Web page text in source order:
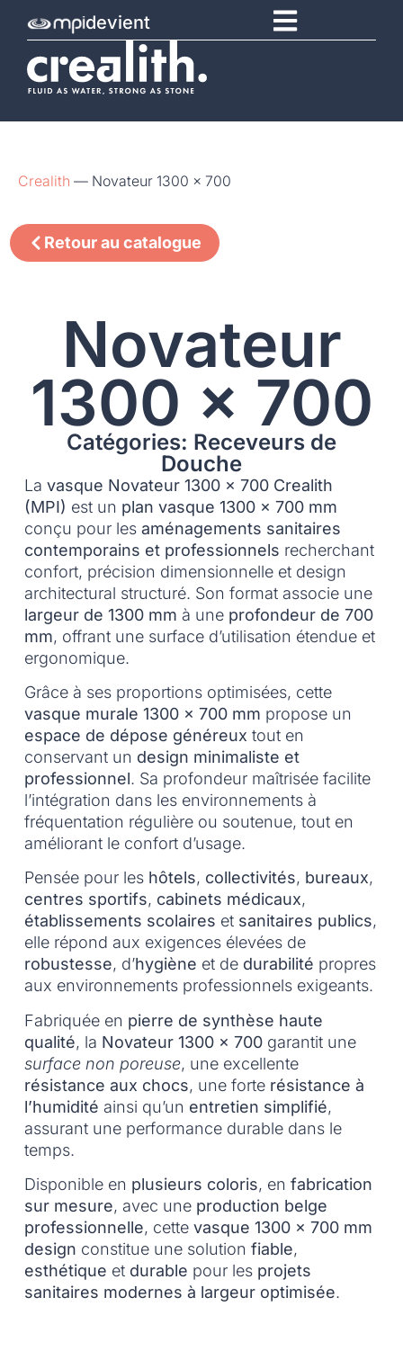
devient
Crealith — Novateur 1300 x 700
Retour au catalogue
Novateur
1300 x 700
Catégories: Receveurs de
Douche
La vasque Novateur 1300 x 700 Crealith
(MPI) est un plan vasque 1300 x 700 mm
conçu pour les aménagements sanitaires
contemporains et professionnels recherchant
confort, précision dimensionnelle et design
architectural structuré. Son format associe une
largeur de 1300 mm à une profondeur de 700
mm, offrant une surface d’utilisation étendue et
ergonomique.
Grâce à ses proportions optimisées, cette
vasque murale 1300 x 700 mm propose un
espace de dépose généreux tout en
conservant un design minimaliste et
professionnel. Sa profondeur maîtrisée facilite
l’intégration dans les environnements à
fréquentation régulière ou soutenue, tout en
améliorant le confort d’usage.
Pensée pour les hôtels, collectivités, bureaux,
centres sportifs, cabinets médicaux,
établissements scolaires et sanitaires publics,
elle répond aux exigences élevées de
robustesse, d’hygiène et de durabilité propres
aux environnements professionnels exigeants.
Fabriquée en pierre de synthèse haute
qualité, la Novateur 1300 x 700garantit une
surface non poreuse, une excellente
résistance aux chocs, une forte résistance à
l’humidité ainsi qu’un entretien simplifié,
assurant une performance durable dans le
temps.
Disponible en plusieurs coloris, en fabrication
sur mesure, avec une production belge
professionnelle, cette vasque 1300 x 700 mm
design constitue une solution fiable,
esthétique et durable pour les projets
sanitaires modernes à largeur optimisée.